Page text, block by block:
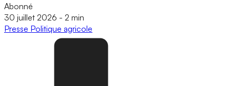
Abonné
30 juillet 2026 - 2 min
Presse Politique agricole